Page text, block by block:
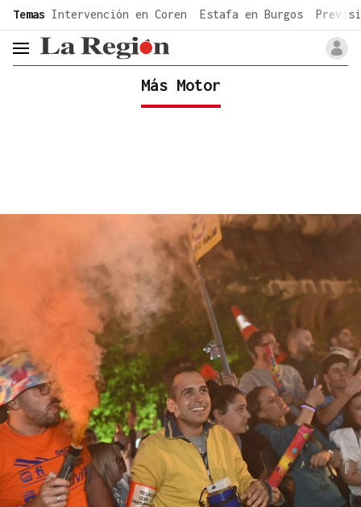
common.go-to-content
Temas Intervención en Coren Estafa en Burgos
header.menu.open
Más Motor